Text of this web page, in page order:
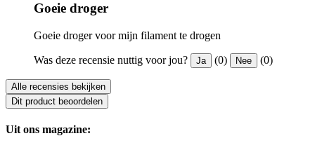
Goeie droger
Goeie droger voor mijn filament te drogen
Was deze recensie nuttig voor jou? Ja (0) Nee (0)
Alle recensies bekijken
Dit product beoordelen
Uit ons magazine: